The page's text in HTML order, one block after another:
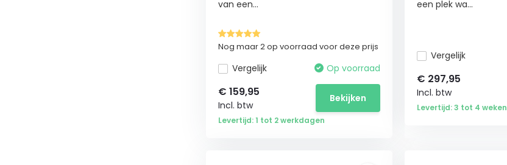
van een...
Nog maar 2 op voorraad voor deze prijs
Vergelijk Op voorraad
€ 159,95
Incl. btw
Bekijken
Levertijd: 1 tot 2 werkdagen
een plek wa...
Vergelijk
€ 297,95
Incl. btw
Levertijd: 3 tot 4 weken